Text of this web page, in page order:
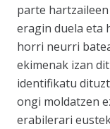
parte
eragin duela eta
horri neurri
ekimenak izan
identifikatu
ongi moldatzen
erabilerari